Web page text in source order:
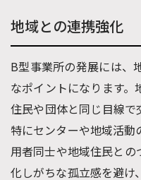
地域との連携強化
B型事業所の発展には、
なポイントになります。
住民や団体と同じ目線で
特にセンターや地域活
用者同士や地域住民と
化しがちな孤立感を避